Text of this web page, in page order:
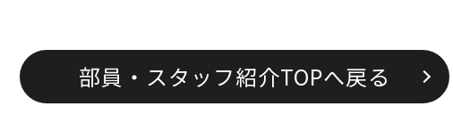
部員・スタッフ紹介TOPへ戻る